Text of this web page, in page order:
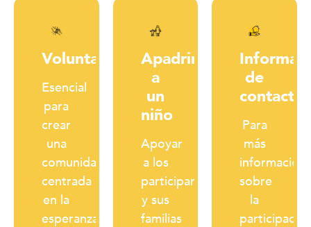
Voluntario
Esencial
para
crear
una
comunidad
centrada
en la
esperanza,
Apadrina
a
un
niño
Apoyar
a los
participantes
y sus
familias
de
contacto
Para
más
información
sobre
la